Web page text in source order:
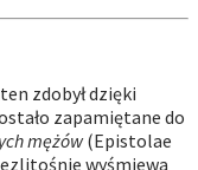
zdobył dzięki
zapamiętane do
mężów(Epistolae
wyśmiewa